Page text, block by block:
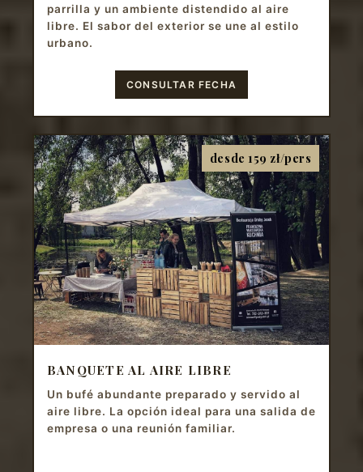
parrilla y un ambiente distendido al aire
libre. El sabor del exterior se une al estilo
urbano.
CONSULTAR FECHA
desde 159 zł/pers
BANQUETE AL AIRE LIBRE
Un bufé abundante preparado y servido al
aire libre. La opción ideal para una salida de
empresa o una reunión familiar.